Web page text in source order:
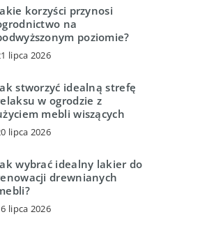
korzyści przynosi
na
poziomie?
lipca 2026
stworzyć idealną strefę
w ogrodzie z
mebli wiszących
lipca 2026
wybrać idealny lakier do
drewnianych
lipca 2026